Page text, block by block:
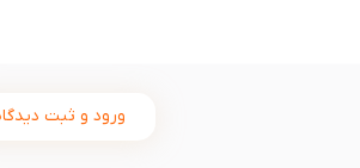
ورود و ثبت